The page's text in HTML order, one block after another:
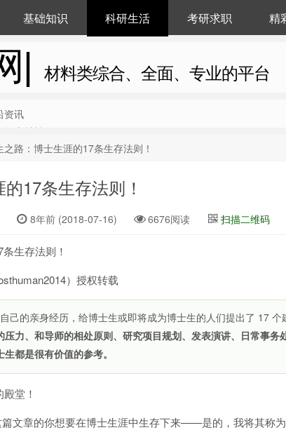
| 材料类综合、全面、专业的平台
基础知识 科研生活 考研求职 精
索材料奥秘
之路：博士生涯的17条生存法则！
17条生存法则！
8年前 (2018-07-16) 6676阅读 扫描二维码
）授权转载
己的亲身经历，给博士生或即将成为博士生的人们提出了 17 个
力、和导师的相处原则、研究项目规划、发表演讲、日常事务
都是很有价值的参考。
堂！
文章的你想要在博士生涯中生存下来——是的，我将其称